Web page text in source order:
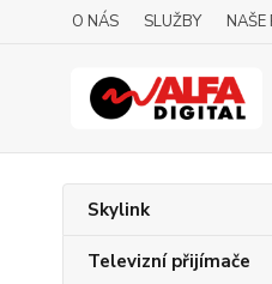
O NÁS SLUŽBY NAŠE
Skylink
Televizní přijímače